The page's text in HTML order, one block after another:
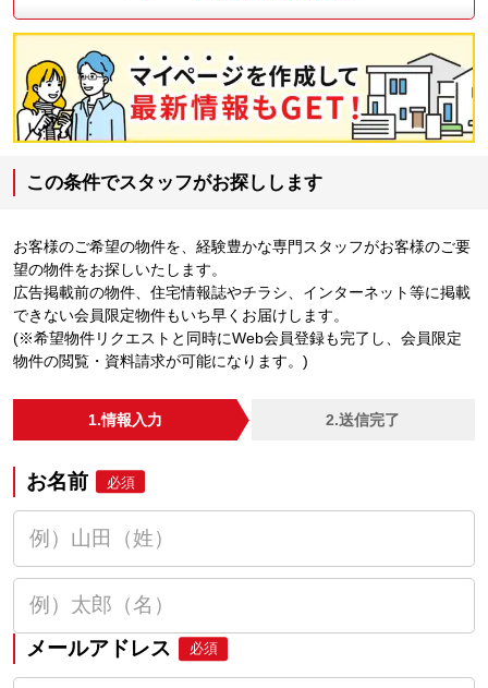
この条件でスタッフがお探しします
お客様のご希望の物件を、経験豊かな専門スタッフがお客様のご要
望の物件をお探しいたします。
広告掲載前の物件、住宅情報誌やチラシ、インターネット等に掲載
できない会員限定物件もいち早くお届けします。
(※希望物件リクエストと同時にWeb会員登録も完了し、会員限定
物件の閲覧・資料請求が可能になります。)
1.情報入力 2.送信完了
お名前 必須
メールアドレス 必須